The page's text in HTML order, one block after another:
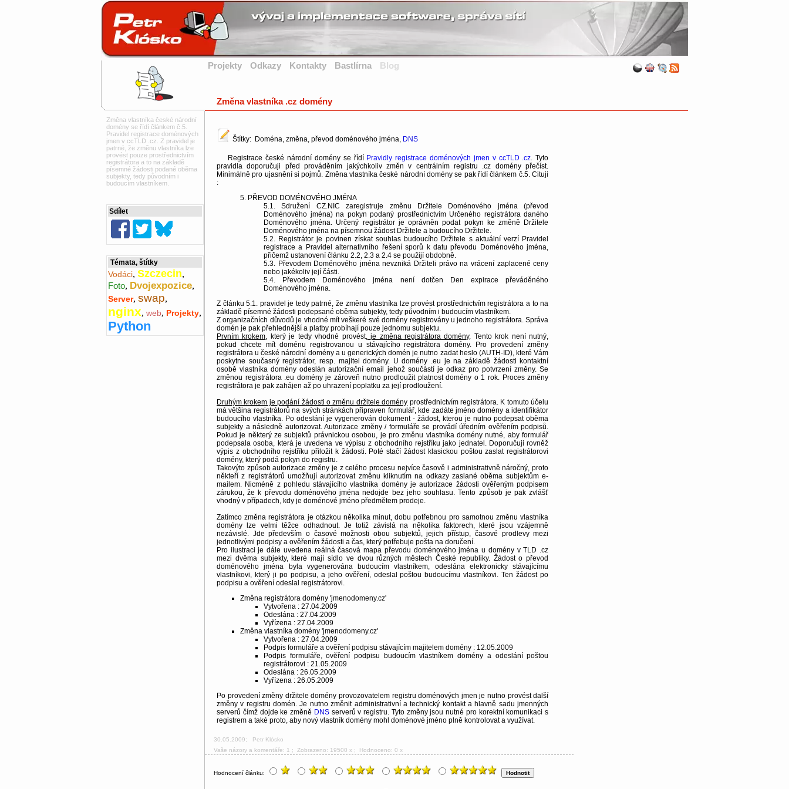
Projekty Odkazy Kontakty Bastlírna Blog
Změna vlastníka .cz domény
Změna vlastníka české národní
domény se řídí článkem č.5.
Pravidel registrace doménových
jmen v ccTLD .cz. Z pravidel je
patrné, že změnu vlastníka lze
provést pouze prostřednictvím
registrátora a to na základě
písemné žádosti podané oběma
subjekty, tedy původním i
budoucím vlastníkem.
Štítky: Doména, změna, převod doménového jména, DNS
Registrace české národní domény se řídí Pravidly registrace doménových jmen v ccTLD .cz. Tyto
pravidla doporučuji před prováděním jakýchkoliv změn v centrálním registru .cz domény přečíst.
Minimálně pro ujasnění si pojmů. Změna vlastníka české národní domény se pak řídí článkem č.5. Cituji
:
5. PŘEVOD DOMÉNOVÉHO JMÉNA
5.1. Sdružení CZ.NIC zaregistruje změnu Držitele Doménového jména (převod
Doménového jména) na pokyn podaný prostřednictvím Určeného registrátora daného
Doménového jména. Určený registrátor je oprávněn podat pokyn ke změně Držitele
Doménového jména na písemnou žádost Držitele a budoucího Držitele.
5.2. Registrátor je povinen získat souhlas budoucího Držitele s aktuální verzí Pravidel
registrace a Pravidel alternativního řešení sporů k datu převodu Doménového jména,
přičemž ustanovení článku 2.2, 2.3 a 2.4 se použijí obdobně.
5.3. Převodem Doménového jména nevzniká Držiteli právo na vrácení zaplacené ceny
nebo jakékoliv její části.
5.4. Převodem Doménového jména není dotčen Den expirace převáděného
Doménového jména.
Z článku 5.1. pravidel je tedy patrné, že změnu vlastníka lze provést prostřednictvím registrátora a to na
základě písemné žádosti podepsané oběma subjekty, tedy původním i budoucím vlastníkem.
Z organizačních důvodů je vhodné mít veškeré své domény registrovány u jednoho registrátora. Správa
domén je pak přehlednější a platby probíhají pouze jednomu subjektu.
Prvním krokem, který je tedy vhodné provést,je změna registrátora domény. Tento krok není nutný,
pokud chcete mít doménu registrovanou u stávajícího registrátora domény. Pro provedení změny
registrátora u české národní domény a u generických domén je nutno zadat heslo (AUTH-ID), které Vám
poskytne současný registrátor, resp. majitel domény. U domény .eu je na základě žádosti kontaktní
osobě vlastníka domény odeslán autorizační email jehož součástí je odkaz pro potvrzení změny. Se
změnou registrátora .eu domény je zároveň nutno prodloužit platnost domény o 1 rok. Proces změny
registrátora je pak zahájen až po uhrazení poplatku za její prodloužení.
Druhým krokem je podání žádosti o změnu držitele domény prostřednictvím registrátora. K tomuto účelu
má většina registrátorů na svých stránkách připraven formulář, kde zadáte jméno domény a identifikátor
budoucího vlastníka. Po odeslání je vygenerován dokument - žádost, kterou je nutno podepsat oběma
subjekty a následně autorizovat. Autorizace změny / formuláře se provádí úředním ověřením podpisů.
Pokud je některý ze subjektů právnickou osobou, je pro změnu vlastníka domény nutné, aby formulář
podepsala osoba, která je uvedena ve výpisu z obchodního rejstříku jako jednatel. Doporučuji rovněž
výpis z obchodního rejstříku přiložit k žádosti. Poté stačí žádost klasickou poštou zaslat registrátorovi
domény, který podá pokyn do registru.
Takovýto způsob autorizace změny je z celého procesu nejvíce časově i administrativně náročný, proto
někteří z registrátorů umožňují autorizovat změnu kliknutím na odkazy zaslané oběma subjektům e-
mailem. Nicméně z pohledu stávajícího vlastníka domény je autorizace žádosti ověřeným podpisem
zárukou, že k převodu doménového jména nedojde bez jeho souhlasu. Tento způsob je pak zvlášť
vhodný v případech, kdy je doménové jméno předmětem prodeje.
Zatímco změna registrátora je otázkou několika minut, dobu potřebnou pro samotnou změnu vlastníka
domény lze velmi těžce odhadnout. Je totiž závislá na několika faktorech, které jsou vzájemně
nezávislé. Jde především o časové možnosti obou subjektů, jejich přístup, časové prodlevy mezi
jednotlivými podpisy a ověřením žádosti a čas, který potřebuje pošta na doručení.
Pro ilustraci je dále uvedena reálná časová mapa převodu doménového jména u domény v TLD .cz
mezi dvěma subjekty, které mají sídlo ve dvou různých městech České republiky. Žádost o převod
doménového jména byla vygenerována budoucím vlastníkem, odeslána elektronicky stávajícímu
vlastníkovi, který ji po podpisu, a jeho ověření, odeslal poštou budoucímu vlastníkovi. Ten žádost po
podpisu a ověření odeslal registrátorovi.
Změna registrátora domény 'jmenodomeny.cz'
Vytvořena : 27.04.2009
Odeslána : 27.04.2009
Vyřízena : 27.04.2009
Změna vlastníka domény 'jmenodomeny.cz'
Vytvořena : 27.04.2009
Podpis formuláře a ověření podpisu stávajícím majitelem domény : 12.05.2009
Podpis formuláře, ověření podpisu budoucím vlastníkem domény a odeslání poštou
registrátorovi : 21.05.2009
Odeslána : 26.05.2009
Vyřízena : 26.05.2009
Po provedení změny držitele domény provozovatelem registru doménových jmen je nutno provést další
změny v registru domén. Je nutno změnit administrativní a technický kontakt a hlavně sadu jmenných
serverů čímž dojde ke změně DNSserverů v registru. Tyto změny jsou nutné pro korektní komunikaci s
registrem a také proto, aby nový vlastník domény mohl doménové jméno plně kontrolovat a využívat.
30.05.2009; Petr Klósko
Vaše názory a komentáře: 1 ; Zobrazeno: 19500 x ; Hodnoceno: 0 x
Hodnocení článku:
Sdílet
Témata, štítky
Vodáci, Szczecin,
Foto, Dvojexpozice,
Server, swap,
nginx, web, Projekty,
Python